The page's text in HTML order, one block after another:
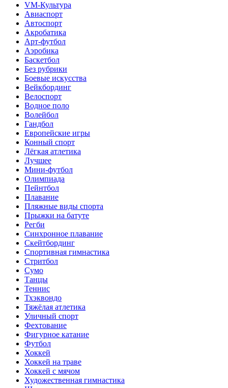
VM-Культура
Авиаспорт
Автоспорт
Акробатика
Арт-футбол
Аэробика
Баскетбол
Без рубрики
Боевые искусства
Вейкбординг
Велоспорт
Водное поло
Волейбол
Гандбол
Европейские игры
Конный спорт
Лёгкая атлетика
Лучшее
Мини-футбол
Олимпиада
Пейнтбол
Плавание
Пляжные виды спорта
Прыжки на батуте
Регби
Синхронное плавание
Скейтбординг
Спортивная гимнастика
Стритбол
Сумо
Танцы
Теннис
Тхэквондо
Тяжёлая атлетика
Уличный спорт
Фехтование
Фигурное катание
Футбол
Хоккей
Хоккей на траве
Хоккей с мячом
Художественная гимнастика